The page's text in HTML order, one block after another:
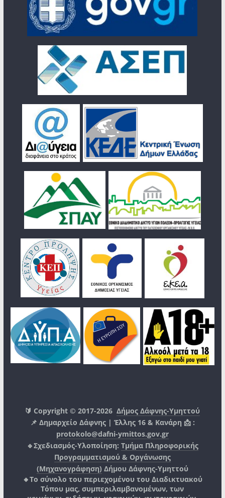
🔰 Copyright © 2017-2026Δήμος Δάφνης-Υμηττού
📌 Δημαρχείο Δάφνης | Έλλης 16 & Κανάρη 📩 :
protokolo@dafni-ymittos.gov.gr
🔹Σχεδιασμός-Υλοποίηση: Τμήμα Πληροφορικής
Προγραμματισμού & Οργάνωσης
(Μηχανογράφηση) Δήμου Δάφνης-Υμηττού
🔸Το σύνολο του περιεχομένου του Διαδικτυακού
Τόπου μας, συμπεριλαμβανομένων, των